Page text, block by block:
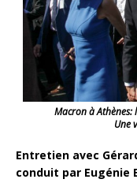
Macron à Athènes:
Une
Entretien avec
conduit par Eugénie